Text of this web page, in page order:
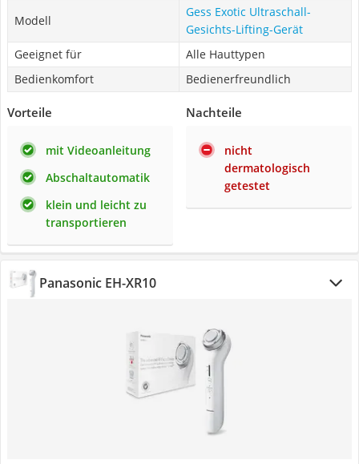
Modell
Gess Exotic Ultraschall-
Gesichts-Lifting-Gerät
Geeignet für
Alle Hauttypen
Bedienkomfort
Bedienerfreundlich
Vorteile
mit Videoanleitung
Abschaltautomatik
klein und leicht zu
transportieren
Nachteile
nicht
dermatologisch
getestet
Panasonic EH-XR10